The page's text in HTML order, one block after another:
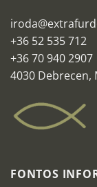
+36 52 535 712
+36 70 940 2907
4030 Debrecen,
FONTOS